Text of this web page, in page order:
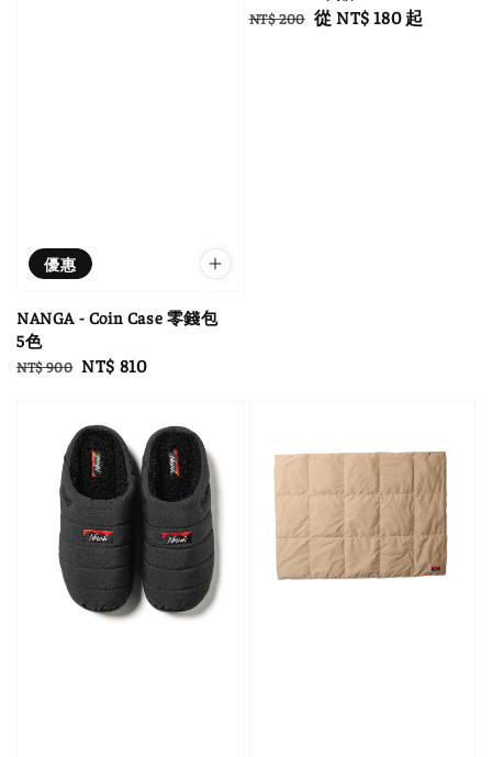
優惠
NANGA - Coin Case 零錢包
5色
Regular
NT$ 900 Sale
NT$ 810
Regular
NT$ 200 Sale
從 NT$ 180起